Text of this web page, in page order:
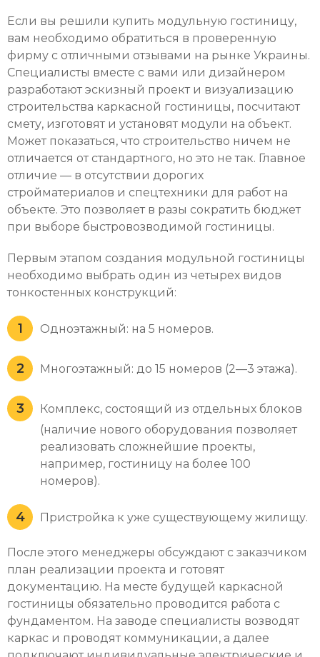
Если вы решили купить модульную гостиницу,
вам необходимо обратиться в проверенную
фирму с отличными отзывами на рынке Украины.
Специалисты вместе с вами или дизайнером
разработают эскизный проект и визуализацию
строительства каркасной гостиницы, посчитают
смету, изготовят и установят модули на объект.
Может показаться, что строительство ничем не
отличается от стандартного, но это не так. Главное
отличие — в отсутствии дорогих
стройматериалов и спецтехники для работ на
объекте. Это позволяет в разы сократить бюджет
при выборе быстровозводимой гостиницы.
Первым этапом создания модульной гостиницы
необходимо выбрать один из четырех видов
тонкостенных конструкций:
Одноэтажный: на 5 номеров.
Многоэтажный: до 15 номеров (2—3 этажа).
Комплекс, состоящий из отдельных блоков
(наличие нового оборудования позволяет
реализовать сложнейшие проекты,
например, гостиницу на более 100
номеров).
Пристройка к уже существующему жилищу.
После этого менеджеры обсуждают с заказчиком
план реализации проекта и готовят
документацию. На месте будущей каркасной
гостиницы обязательно проводится работа с
фундаментом. На заводе специалисты возводят
каркас и проводят коммуникации, а далее